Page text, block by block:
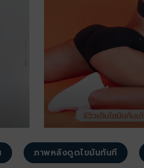
ภาพหลังดูดไขมันทันที